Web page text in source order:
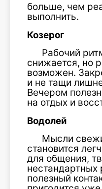
больше, чем
выполнить.
Козерог
Рабочий
снижается, но
возможен.
и не тащи
Вечером
на отдых и
Водолей
Мысли
становится
для общения,
полезный